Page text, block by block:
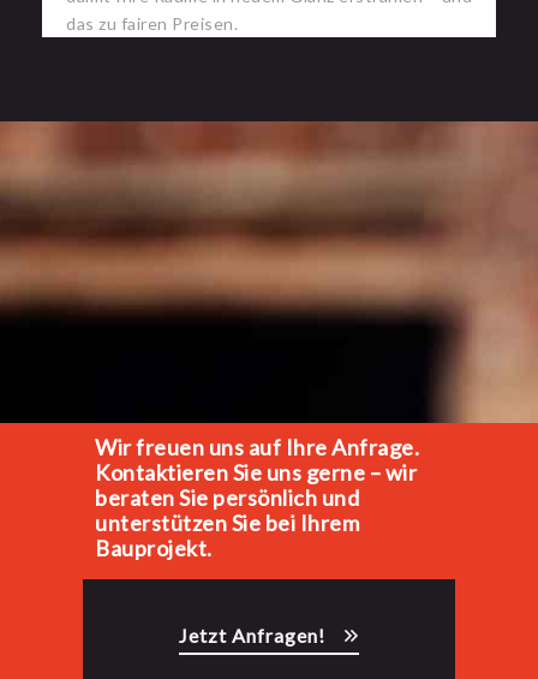
das zu fairen Preisen.
Wir freuen uns auf Ihre Anfrage.
Kontaktieren Sie uns gerne – wir
beraten Sie persönlich und
unterstützen Sie bei Ihrem
Bauprojekt.
Jetzt Anfragen!